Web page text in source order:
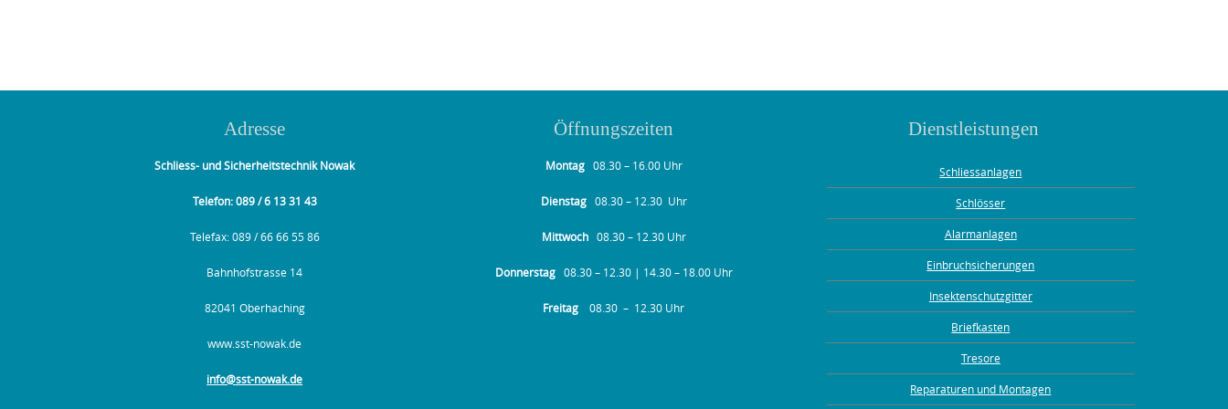
Adresse
Schliess- und Sicherheitstechnik Nowak
Telefon: 089 / 6 13 31 43
Telefax: 089 / 66 66 55 86
Bahnhofstrasse 14
82041 Oberhaching
www.sst-nowak.de
info@sst-nowak.de
Öffnungszeiten
Montag08.30 – 16.00 Uhr
Dienstag08.30 – 12.30 Uhr
Mittwoch08.30 – 12.30 Uhr
Donnerstag08.30 – 12.30 | 14.30 – 18.00 Uhr
Freitag 08.30 – 12.30 Uhr
Dienstleistungen
Schliessanlagen
Schlösser
Alarmanlagen
Einbruchsicherungen
Insektenschutzgitter
Briefkasten
Tresore
Reparaturen und Montagen